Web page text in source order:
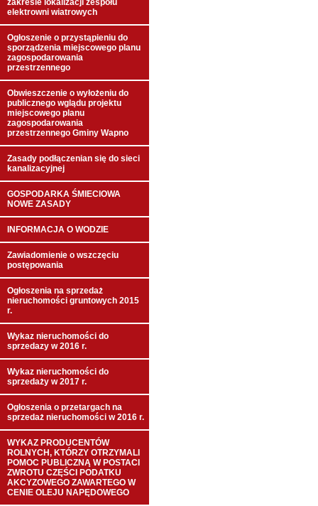
zakresie lokalizacji zespołu
elektrowni wiatrowych
Ogłoszenie o przystąpieniu do
sporządzenia miejscowego planu
zagospodarowania
przestrzennego
Obwieszczenie o wyłożeniu do
publicznego wglądu projektu
miejscowego planu
zagospodarowania
przestrzennego Gminy Wapno
Zasady podłączenian się do sieci
kanalizacyjnej
GOSPODARKA ŚMIECIOWA
NOWE ZASADY
INFORMACJA O WODZIE
Zawiadomienie o wszczęciu
postępowania
Ogłoszenia na sprzedaż
nieruchomości gruntowych 2015
r.
Wykaz nieruchomości do
sprzedazy w 2016 r.
Wykaz nieruchomości do
sprzedaży w 2017 r.
Ogłoszenia o przetargach na
sprzedaż nieruchomości w 2016 r.
WYKAZ PRODUCENTÓW
ROLNYCH, KTÓRZY OTRZYMALI
POMOC PUBLICZNĄ W POSTACI
ZWROTU CZĘŚCI PODATKU
AKCYZOWEGO ZAWARTEGO W
CENIE OLEJU NAPĘDOWEGO